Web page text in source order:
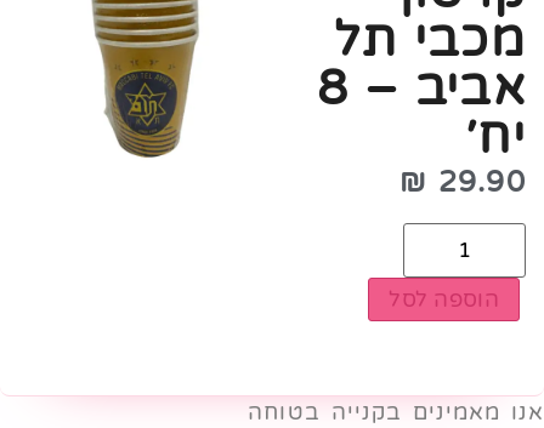
מכבי תל
אביב – 8
יח׳
29.90
₪
הוספה לסל
אנו מאמינים בקנייה בטוחה